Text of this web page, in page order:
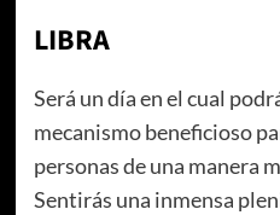
LIBRA
Será un día en el cual
mecanismo beneficioso
personas de una manera
Sentirás una inmensa